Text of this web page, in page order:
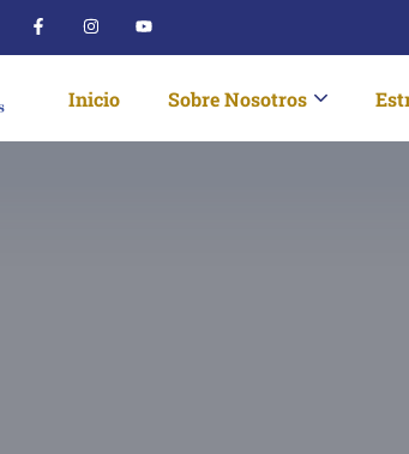
Inicio Sobre Nosotros